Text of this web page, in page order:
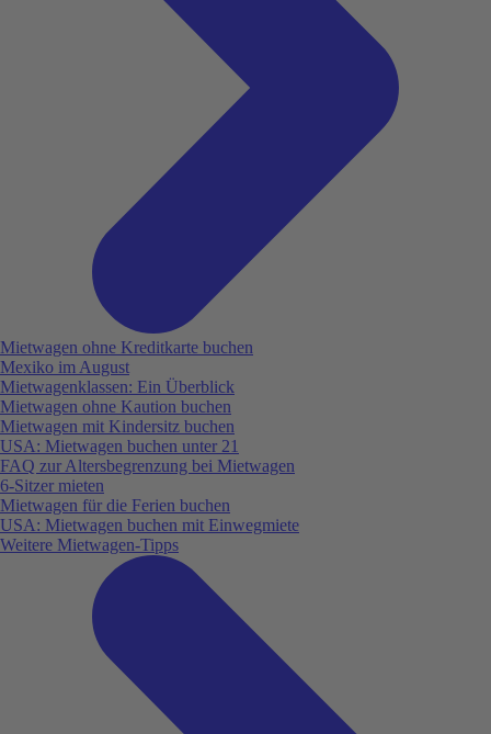
Mietwagen ohne Kreditkarte buchen
Mexiko im August
Mietwagenklassen: Ein Überblick
Mietwagen ohne Kaution buchen
Mietwagen mit Kindersitz buchen
USA: Mietwagen buchen unter 21
FAQ zur Altersbegrenzung bei Mietwagen
6-Sitzer mieten
Mietwagen für die Ferien buchen
USA: Mietwagen buchen mit Einwegmiete
Weitere Mietwagen-Tipps